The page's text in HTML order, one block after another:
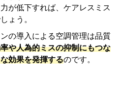
が低下すれば、ケアレスミス
ょう。
の導入による空調管理は品質
や人為的ミスの抑制にもつな
効果を発揮するのです。